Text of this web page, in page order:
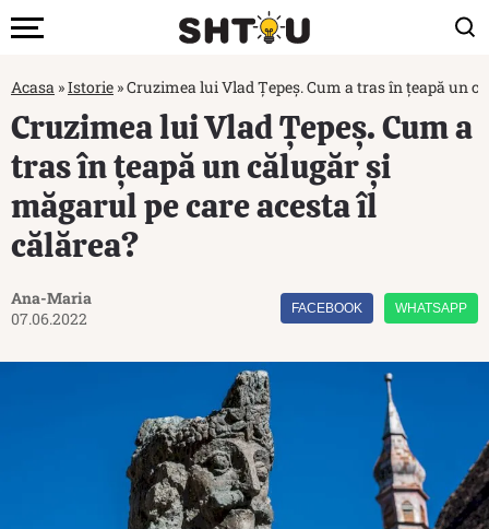
Acasa »Istorie »Cruzimea lui Vlad Țepeș. Cum a tras în țeapă un
Cruzimea lui Vlad Țepeș. Cum a
tras în țeapă un călugăr și
măgarul pe care acesta îl
călărea?
Ana-Maria
07.06.2022
FACEBOOK WHATSAPP